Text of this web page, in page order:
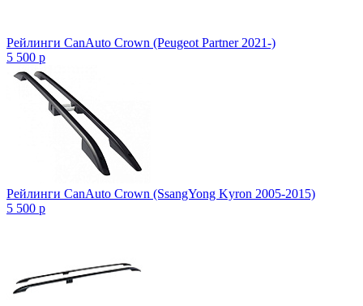
Рейлинги CanAuto Crown (Peugeot Partner 2021-)
5 500 p
Рейлинги CanAuto Crown (SsangYong Kyron 2005-2015)
5 500 p